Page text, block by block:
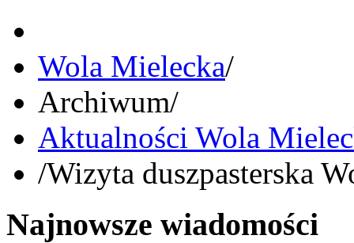
Wola Mielecka/
Archiwum/
Aktualności Wola
/Wizyta duszpasterska
Najnowsze wiadomości